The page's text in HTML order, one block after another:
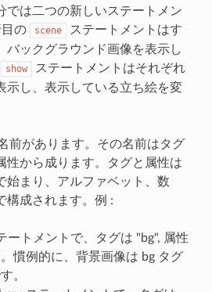
では二つの新しいステートメン
目の
scene
ステートメントはす
バックグラウンド画像を表示し
show
ステートメントはそれぞれ
示し、表示している立ち絵を変
前があります。その名前はタグ
性から成ります。タグと属性は
始まり、アルファベット、数
構成されます。例 :
ートメントで、タグは "bg", 属性
慣例的に、背景画像は bg タグ
。